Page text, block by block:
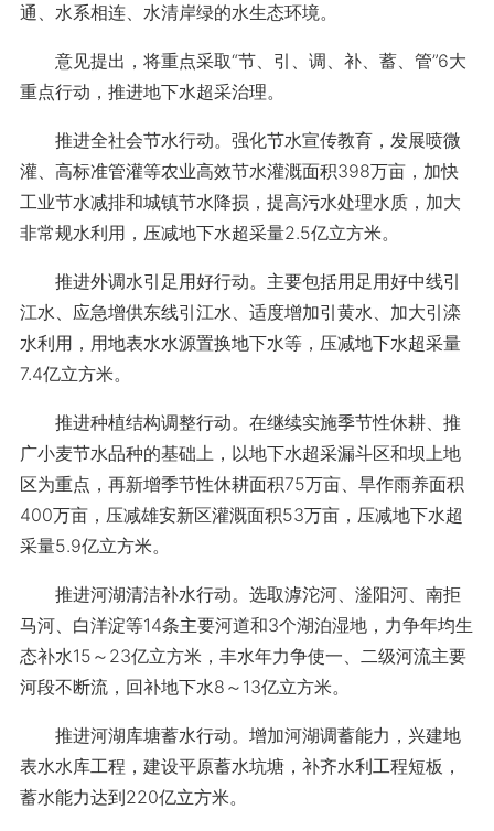
通、水系相连、水清岸绿的水生态环境。
意见提出，将重点采取“节、引、调、补、蓄、管”6大
重点行动，推进地下水超采治理。
推进全社会节水行动。强化节水宣传教育，发展喷微
灌、高标准管灌等农业高效节水灌溉面积398万亩，加快
工业节水减排和城镇节水降损，提高污水处理水质，加大
非常规水利用，压减地下水超采量2.5亿立方米。
推进外调水引足用好行动。主要包括用足用好中线引
江水、应急增供东线引江水、适度增加引黄水、加大引滦
水利用，用地表水水源置换地下水等，压减地下水超采量
7.4亿立方米。
推进种植结构调整行动。在继续实施季节性休耕、推
广小麦节水品种的基础上，以地下水超采漏斗区和坝上地
区为重点，再新增季节性休耕面积75万亩、旱作雨养面积
400万亩，压减雄安新区灌溉面积53万亩，压减地下水超
采量5.9亿立方米。
推进河湖清洁补水行动。选取滹沱河、滏阳河、南拒
马河、白洋淀等14条主要河道和3个湖泊湿地，力争年均生
态补水15～23亿立方米，丰水年力争使一、二级河流主要
河段不断流，回补地下水8～13亿立方米。
推进河湖库塘蓄水行动。增加河湖调蓄能力，兴建地
表水水库工程，建设平原蓄水坑塘，补齐水利工程短板，
蓄水能力达到220亿立方米。